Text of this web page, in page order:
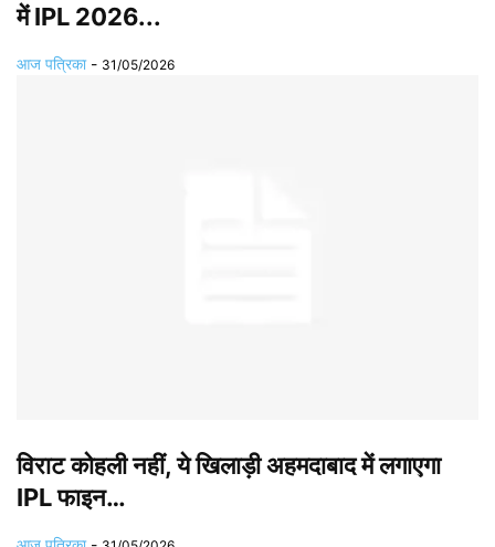
में IPL 2026...
आज पत्रिका - 31/05/2026
विराट कोहली नहीं, ये खिलाड़ी अहमदाबाद में लगाएगा
IPL फाइन…